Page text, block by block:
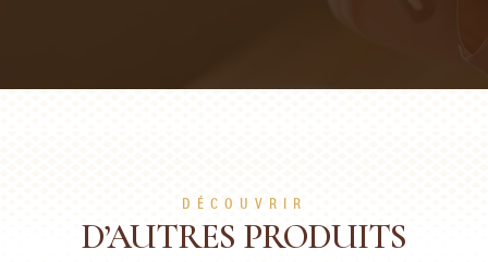
DÉCOUVRIR
D’AUTRES PRODUITS